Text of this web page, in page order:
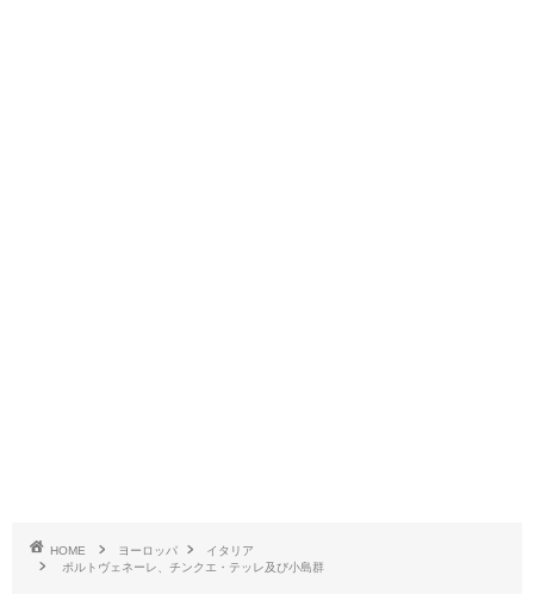
HOME ヨーロッパ
イタリア
ポルトヴェネーレ、チンクエ・テッレ及び小島群